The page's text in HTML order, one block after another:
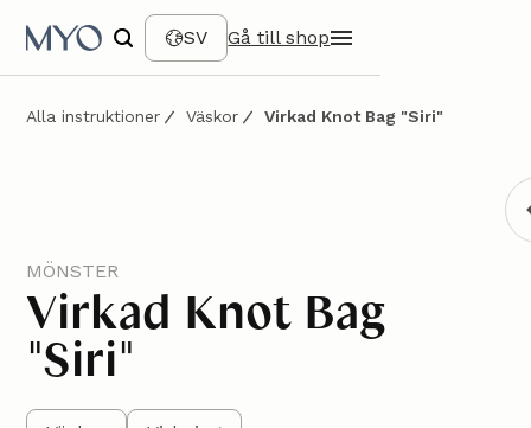
SV Gå till shop
Alla instruktioner Väskor Virkad Knot Bag "Siri"
MÖNSTER
Virkad Knot Bag
"Siri"